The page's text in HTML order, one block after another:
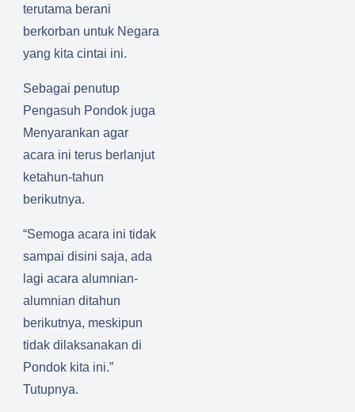
terutama berani
berkorban untuk Negara
yang kita cintai ini.
Sebagai penutup
Pengasuh Pondok juga
Menyarankan agar
acara ini terus berlanjut
ketahun-tahun
berikutnya.
“Semoga acara ini tidak
sampai disini saja, ada
lagi acara alumnian-
alumnian ditahun
berikutnya, meskipun
tidak dilaksanakan di
Pondok kita ini.”
Tutupnya.